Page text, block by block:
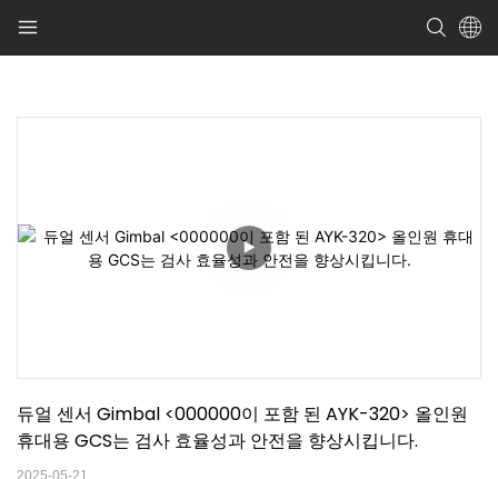
듀얼 센서 Gimbal <000000이 포함 된 AYK-320> 올인원
휴대용 GCS는 검사 효율성과 안전을 향상시킵니다.
2025-05-21